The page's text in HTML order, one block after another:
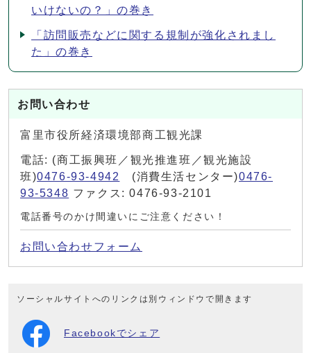
いけないの？」の巻き
「訪問販売などに関する規制が強化されまし
た」の巻き
お問い合わせ
富里市役所経済環境部商工観光課
電話: (商工振興班／観光推進班／観光施設
班)0476-93-4942 (消費生活センター)0476-
93-5348 ファクス: 0476-93-2101
電話番号のかけ間違いにご注意ください！
お問い合わせフォーム
ソーシャルサイトへのリンクは別ウィンドウで開きます
Facebookでシェア